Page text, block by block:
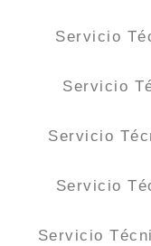
Servicio
Servicio
Servicio
Servicio
Servicio